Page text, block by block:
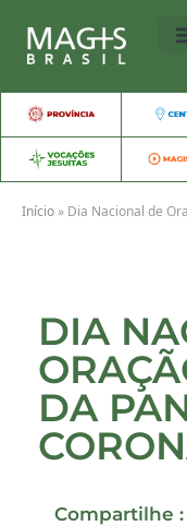
Início » Dia Nacional de
DIA
DA
Compartilhe :